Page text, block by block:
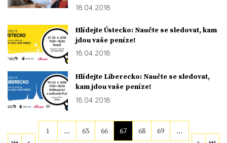
18. 04. 2018
Hlídejte Ústecko: Naučte se sledovat, kam
jdou vaše peníze!
16. 04. 2018
Hlídejte Liberecko: Naučte se sledovat,
kam jdou vaše peníze!
16. 04. 2018
1 … 65 66 67 68 69 …